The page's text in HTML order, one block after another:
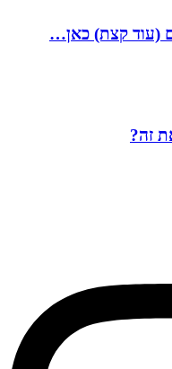
(עוד קצת) כאן…
זה?